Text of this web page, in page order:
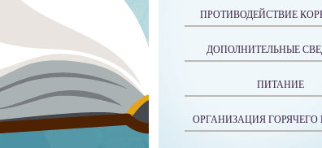
ПРОТИВОДЕЙСТВИЕ
ДОПОЛНИТЕЛЬНЫЕ
ПИТАНИЕ
ОРГАНИЗАЦИЯ